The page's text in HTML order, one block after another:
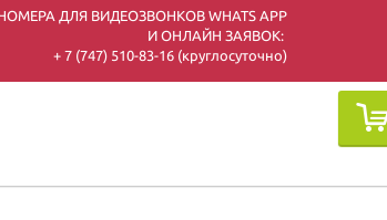
ДЛЯ ВИДЕОЗВОНКОВ WHATS APP
И ОНЛАЙН ЗАЯВОК:
+ 7 (747) 510-83-16 (круглосуточно)